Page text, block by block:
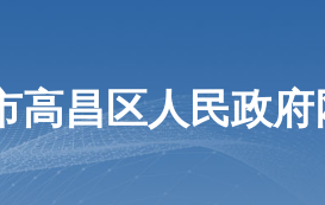
高昌区人民政府